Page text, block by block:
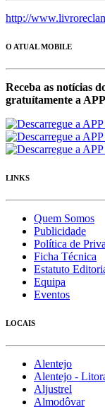
http://
O ATUAL MOBILE
Receba as notícias
gratuítamente a
LINKS
Quem Somos
Publicidade
Política de
Ficha Técnica
Estatuto
Equipa
Eventos
LOCAIS
Alentejo
Alentejo -
Aljustrel
Almodôvar